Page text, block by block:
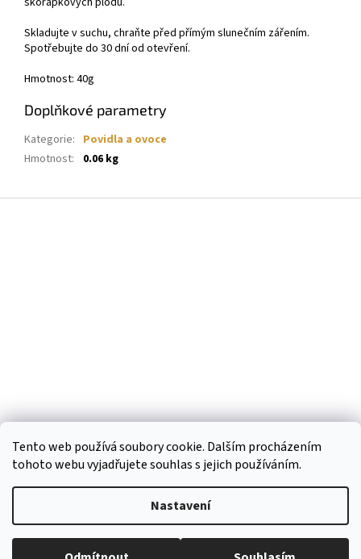
Tento web používá soubory cookie. Dalším procházením
tohoto webu vyjadřujete souhlas s jejich používáním.
Nastavení
Skladujte v suchu, chraňte před přímým slunečním zářením.
Spotřebujte do 30 dní od otevření.
Hmotnost: 40g
Doplňkové parametry
Kategorie: Povidla a ovoce
Hmotnost: 0.06 kg
Copyright 2026Regiokošík. Všechna práva vyhrazena.Upravit